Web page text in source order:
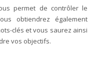
permet de contrôler le
obtiendrez également
clés et vous saurez ainsi
vos objectifs.